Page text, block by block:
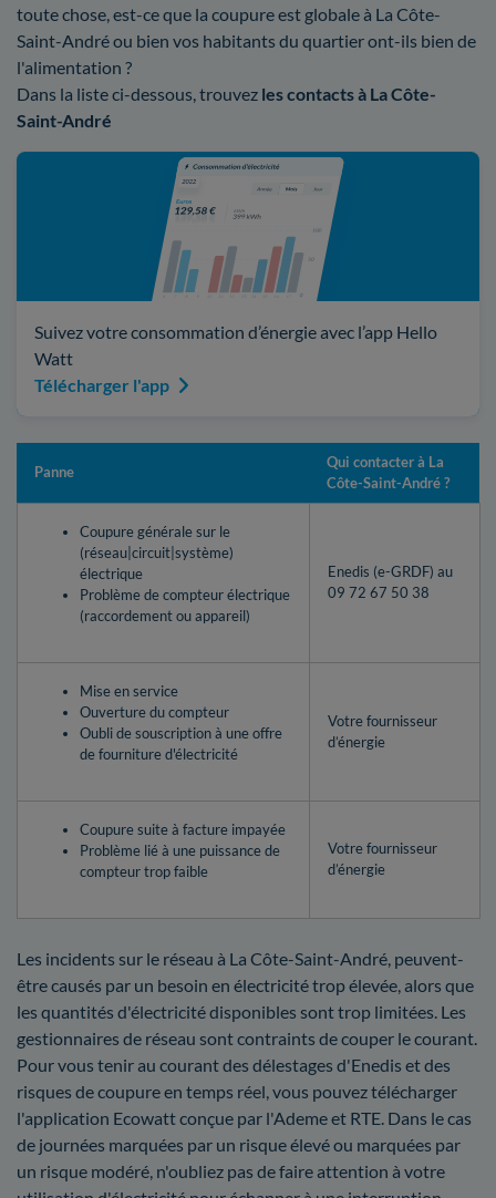
toute chose, est-ce que la coupure est globale à La Côte-
Saint-André ou bien vos habitants du quartier ont-ils bien de
l'alimentation ?
Dans la liste ci-dessous, trouvez les contacts à La Côte-
Saint-André
Suivez votre consommation d’énergie avec l’app Hello
Watt
Télécharger l'app
Panne
Qui contacter à La
Côte-Saint-André ?
Coupure générale sur le
(réseau|circuit|système)
électrique
Problème de compteur électrique
(raccordement ou appareil)
Enedis (e-GRDF) au
09 72 67 50 38
Mise en service
Ouverture du compteur
Oubli de souscription à une offre
de fourniture d'électricité
Votre fournisseur
d’énergie
Coupure suite à facture impayée
Problème lié à une puissance de
compteur trop faible
Votre fournisseur
d’énergie
Les incidents sur le réseau à La Côte-Saint-André, peuvent-
être causés par un besoin en électricité trop élevée, alors que
les quantités d'électricité disponibles sont trop limitées. Les
gestionnaires de réseau sont contraints de couper le courant.
Pour vous tenir au courant des délestages d'Enedis et des
risques de coupure en temps réel, vous pouvez télécharger
l'application Ecowatt conçue par l'Ademe et RTE. Dans le cas
de journées marquées par un risque élevé ou marquées par
un risque modéré, n'oubliez pas de faire attention à votre